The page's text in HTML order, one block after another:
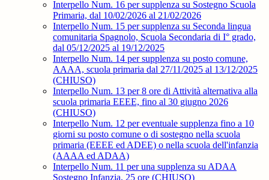
Interpello Num. 16 per supplenza su Sostegno Scuola
Primaria, dal 10/02/2026 al 21/02/2026
Interpello Num. 15 per supplenza su Seconda lingua
comunitaria Spagnolo, Scuola Secondaria di I° grado,
dal 05/12/2025 al 19/12/2025
Interpello Num. 14 per supplenza su posto comune,
AAAA, scuola primaria dal 27/11/2025 al 13/12/2025
(CHIUSO)
Interpello Num. 13 per 8 ore di Attività alternativa alla
scuola primaria EEEE, fino al 30 giugno 2026
(CHIUSO)
Interpello Num. 12 per eventuale supplenza fino a 10
giorni su posto comune o di sostegno nella scuola
primaria (EEEE ed ADEE) o nella scuola dell'infanzia
(AAAA ed ADAA)
Interpello Num. 11 per una supplenza su ADAA
Sostegno Infanzia, 25 ore (CHIUSO)